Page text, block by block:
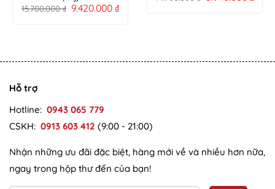
15.700.000₫ 9.420.000₫
Hỗ trợ
Hotline: 0943 065 779
CSKH: 0913 603 412 (9:00 - 21:00)
Nhận những ưu đãi đặc biệt, hàng mới về và nhiều hơn nữa,
ngay trong hộp thư đến của bạn!